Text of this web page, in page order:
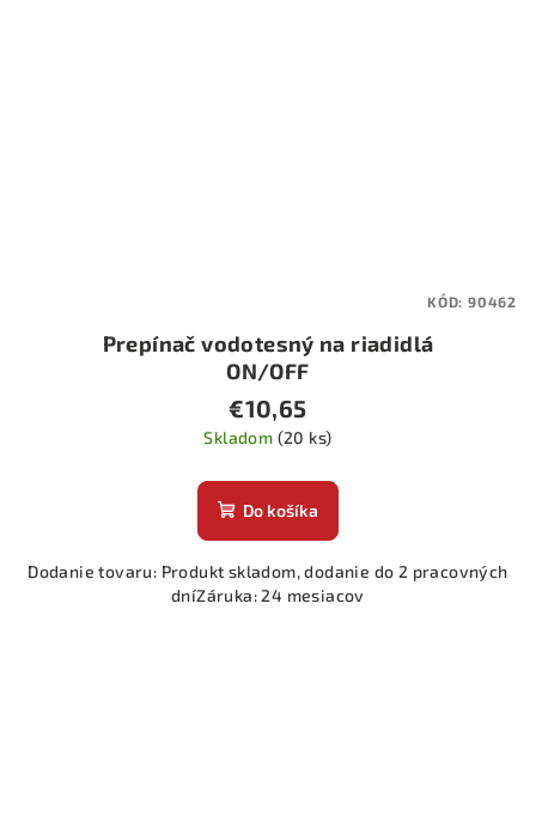
Prepínač vodotesný na riadidlá
ON/OFF
€10,65
Skladom (20 ks)
Do košíka
Dodanie tovaru: Produkt skladom, dodanie do 2 pracovných
dníZáruka: 24 mesiacov
KÓD: 90462